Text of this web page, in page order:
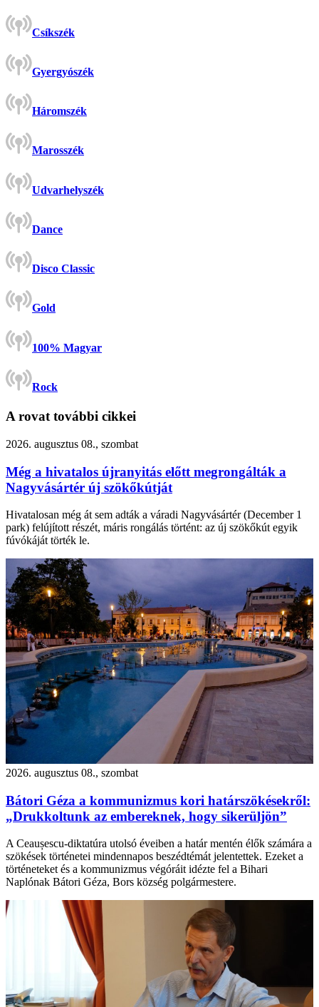
Csíkszék
Gyergyószék
Háromszék
Marosszék
Udvarhelyszék
Dance
Disco Classic
Gold
100% Magyar
Rock
A rovat további cikkei
2026. augusztus 08., szombat
Még a hivatalos újranyitás előtt megrongálták a
Nagyvásártér új szökőkútját
Hivatalosan még át sem adták a váradi Nagyvásártér (December 1
park) felújított részét, máris rongálás történt: az új szökőkút egyik
fúvókáját törték le.
2026. augusztus 08., szombat
Bátori Géza a kommunizmus kori határszökésekről:
„Drukkoltunk az embereknek, hogy sikerüljön”
A Ceaușescu-diktatúra utolsó éveiben a határ mentén élők számára a
szökések történetei mindennapos beszédtémát jelentettek. Ezeket a
történeteket és a kommunizmus végóráit idézte fel a Bihari
Naplónak Bátori Géza, Bors község polgármestere.